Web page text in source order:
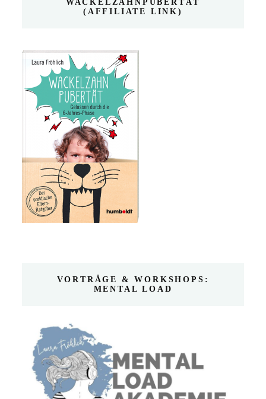
WACKELZAHNPUBERTÄT
(AFFILIATE LINK)
VORTRÄGE & WORKSHOPS:
MENTAL LOAD